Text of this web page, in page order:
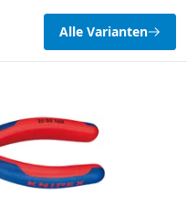
Alle Varianten